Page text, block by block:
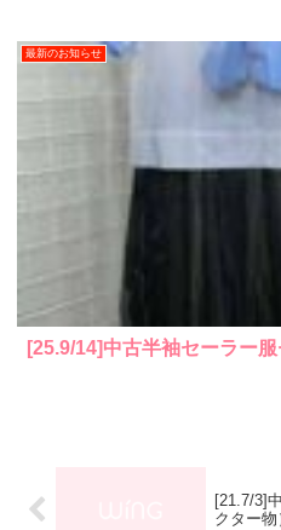
最新のお知らせ
[25.9/14]中古半袖セーラー
[21.7/3]
クター物